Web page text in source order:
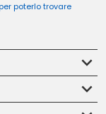
poterlo trovare